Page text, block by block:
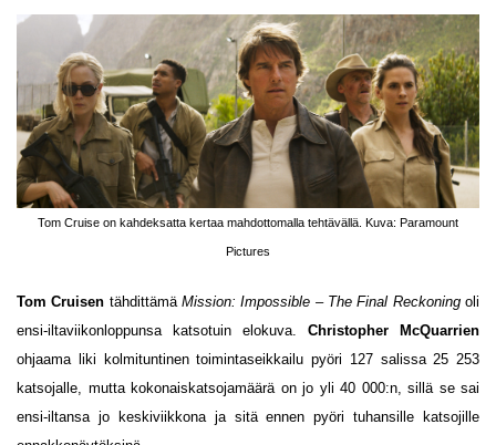
Tom Cruise on kahdeksatta kertaa mahdottomalla tehtävällä. Kuva: Paramount
Pictures
Tom Cruisen tähdittämäMission: Impossible – The Final Reckoningoli
ensi-iltaviikonloppunsa katsotuin elokuva. Christopher McQuarrien
ohjaama liki kolmituntinen toimintaseikkailu pyöri 127 salissa 25 253
katsojalle, mutta kokonaiskatsojamäärä on jo yli 40 000:n, sillä se sai
ensi-iltansa jo keskiviikkona ja sitä ennen pyöri tuhansille katsojille